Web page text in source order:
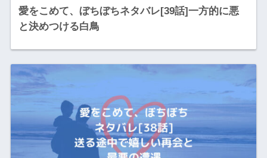
愛をこめて、ぼちぼちネタバレ[39話]一方的に悪
と決めつける白鳥